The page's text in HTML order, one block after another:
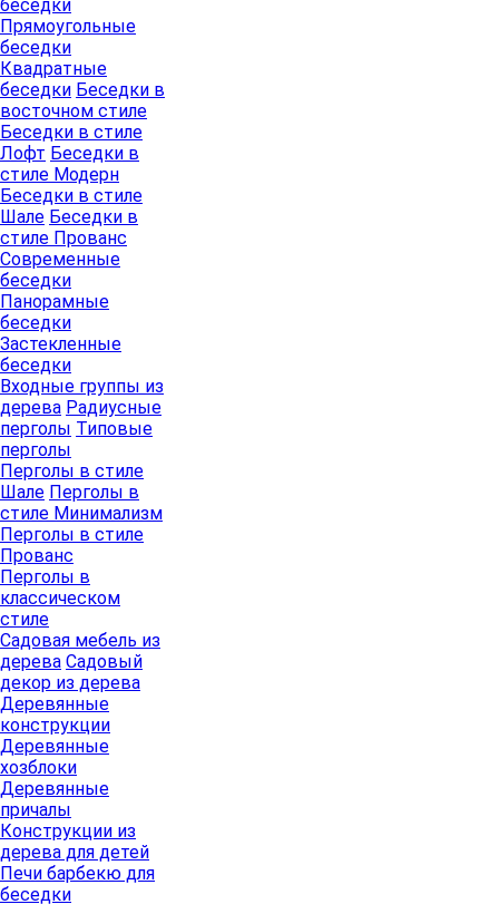
беседки
Прямоугольные
беседки
Квадратные
беседки Беседки в
восточном стиле
Беседки в стиле
Лофт Беседки в
стиле Модерн
Беседки в стиле
Шале Беседки в
стиле Прованс
Современные
беседки
Панорамные
беседки
Застекленные
беседки
Входные группы из
дерева Радиусные
перголы Типовые
перголы
Перголы в стиле
Шале Перголы в
стиле Минимализм
Перголы в стиле
Прованс
Перголы в
классическом
стиле
Садовая мебель из
дерева Садовый
декор из дерева
Деревянные
конструкции
Деревянные
хозблоки
Деревянные
причалы
Конструкции из
дерева для детей
Печи барбекю для
беседки